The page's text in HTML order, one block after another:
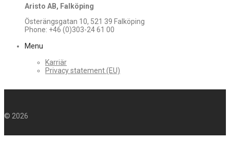
Aristo AB, Falköping
Österängsgatan 10, 521 39 Falköping
Phone: +46 (0)303-24 61 00
Menu
Karriär
Privacy statement (EU)
© 2026